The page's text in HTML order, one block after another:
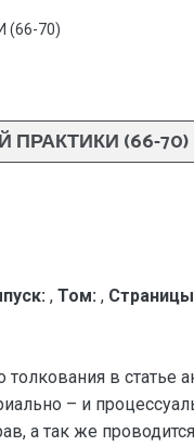
70)
(66-70)
, Том: ,
в статье
– и
а так же